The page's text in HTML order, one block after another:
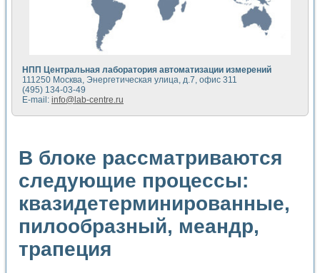
Визуализация моделирования и оптимизации тепловой
Виртуальный прибор для исследования функциональных
Исследование возможности создания экономичного
Исследование кинетики движения макрочастиц в
Метод прогнозирования свойств дисперсных продуктов
Недорогая система управления сверхпроводящим
Применение технологий NI в курсе экспериментальной
Расчет переноса аэрозоля и выпадения осадка в
Применение NI VISION для геометрического анализа в
Система температурной стабилизации
Управление движением с помощью программно -
Определение параметров всплывающих газовых
Система управления асинхронным тиристорным
Лазерный профилометр
Применение средств NATIONAL INSTRUMENTS для
Разработка автоматизированного стенда для
НПП Центральная лаборатория автоматизации измерений
111250 Москва, Энергетическая улица, д.7, офис 311
(495) 134-03-49
E-mail: info@lab-centre.ru
В блоке рассматриваются
следующие процессы:
квазидетерминированные,
пилообразный, меандр,
трапеция